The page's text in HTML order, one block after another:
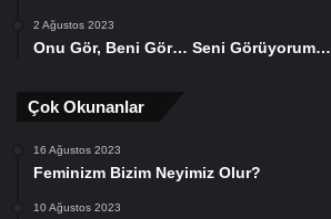
2 Ağustos 2023
Onu Gör, Beni Gör… Seni Görüyorum…
Çok Okunanlar
16 Ağustos 2023
Feminizm Bizim Neyimiz Olur?
10 Ağustos 2023